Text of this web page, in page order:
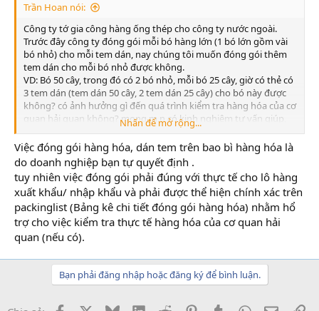
Trần Hoan nói:
Công ty tớ gia công hàng ống thép cho công ty nước ngoài.
Trước đây công ty đóng gói mỗi bó hàng lớn (1 bó lớn gồm vài
bó nhỏ) cho mỗi tem dán, nay chúng tôi muốn đóng gói thêm
tem dán cho mỗi bó nhỏ được không.
VD: Bó 50 cây, trong đó có 2 bó nhỏ, mỗi bó 25 cây, giờ có thẻ có
3 tem dán (tem dán 50 cây, 2 tem dán 25 cây) cho bó này được
không? có ảnh hưởng gì đến quá trình kiểm tra hàng hóa của cơ
quan hải quan không? mong m.n có kinh nghiệm tư vấn giúp,
xin chân thành cảm ơn!
Nhấn để mở rộng...
Việc đóng gói hàng hóa, dán tem trên bao bì hàng hóa là
do doanh nghiệp bạn tự quyết định .
tuy nhiên việc đóng gói phải đúng với thực tế cho lô hàng
xuất khẩu/ nhập khẩu và phải được thể hiện chính xác trên
packinglist (Bảng kê chi tiết đóng gói hàng hóa) nhằm hổ
trợ cho việc kiểm tra thực tế hàng hóa của cơ quan hải
quan (nếu có).
Bạn phải đăng nhập hoặc đăng ký để bình luận.